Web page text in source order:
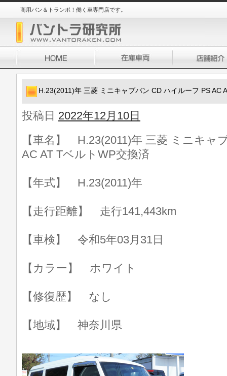
商用バン＆トランポ！働く車専門店です。
H.23(2011)年 三菱 ミニキャブバン CD ハイルーフ PS AC
投稿日 2022年12月10日
【車名】 H.23(2011)年 三菱 ミニキャ
AC AT TベルトWP交換済
【年式】 H.23(2011)年
【走行距離】 走行141,443km
【車検】 令和5年03月31日
【カラー】 ホワイト
【修復歴】 なし
【地域】 神奈川県